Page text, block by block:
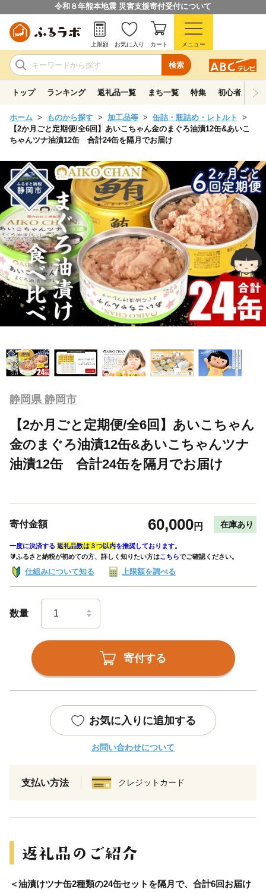
令和８年熊本地震 災害支援寄付受付について
検索
上限額 お気に入り カート メニュー
トップ ランキング 返礼品一覧 まち一覧 特集 初心者ガイド
ホーム ものから探す 加工品等
缶詰・瓶詰め・レトルト
【2か月ごと定期便/全6回】あいこちゃん金のまぐろ油漬12缶&あいこ
ちゃんツナ油漬12缶 合計24缶を隔月でお届け
静岡県 静岡市
【2か月ごと定期便/全6回】あいこちゃん
金のまぐろ油漬12缶&あいこちゃんツナ
油漬12缶 合計24缶を隔月でお届け
寄付金額 60,000円 在庫あり
一度に決済する 返礼品数は３つ以内を推奨しております。
🔰ふるさと納税が初めての方、詳しく知りたい方はこちらでご確認ください。
仕組みについて知る 上限額を調べる
数量
寄付する
お気に入りに追加する
お問い合わせについて
支払い方法 クレジットカード
＜油漬けツナ缶2種類の24缶セットを隔月で、合計6回お届け